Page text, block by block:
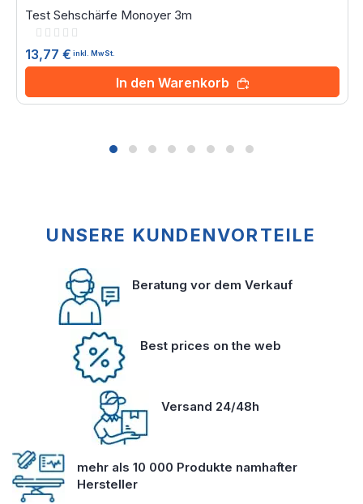
Test Sehschärfe Monoyer 3m
Rating:
13,77 € inkl. MwSt.
In den Warenkorb
UNSERE KUNDENVORTEILE
Beratung vor dem Verkauf
Best prices on the web
Versand 24/48h
mehr als 10 000 Produkte namhafter
Hersteller